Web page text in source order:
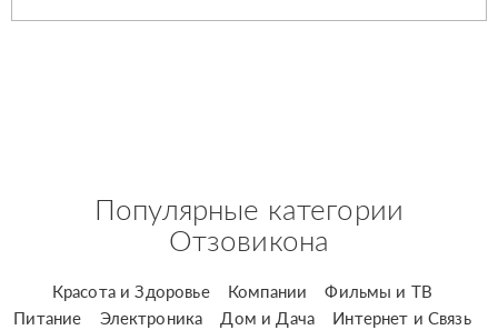
Популярные категории
Отзовикона
Красота и Здоровье Компании
Фильмы и ТВ
Питание
Электроника Дом и Дача
Интернет и Связь